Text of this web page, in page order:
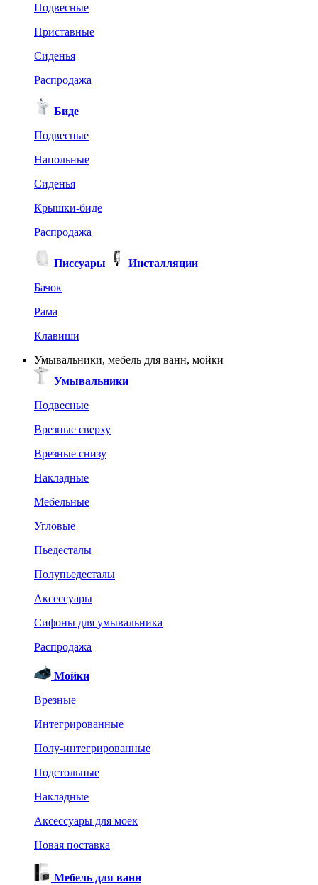
Подвесные
Приставные
Сиденья
Распродажа
Биде
Подвесные
Напольные
Сиденья
Крышки-биде
Распродажа
Писсуары
Инсталляции
Бачок
Рама
Клавиши
Умывальники, мебель для ванн, мойки
Умывальники
Подвесные
Врезные сверху
Врезные снизу
Накладные
Мебельные
Угловые
Пьедесталы
Полупьедесталы
Аксессуары
Сифоны для умывальника
Распродажа
Мойки
Врезные
Интегрированные
Полу-интегрированные
Подстольные
Накладные
Аксессуары для моек
Новая поставка
Мебель для ванн